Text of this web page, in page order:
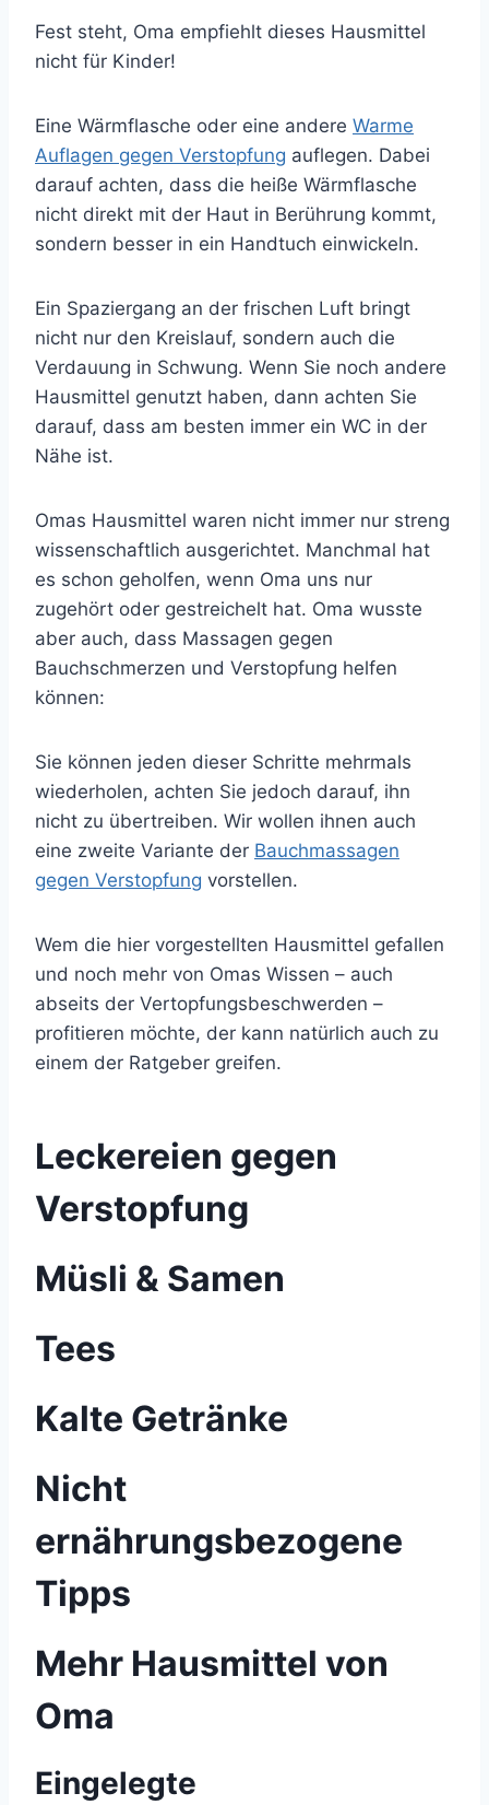
Fest steht, Oma empfiehlt dieses Hausmittel
nicht für Kinder!
Eine Wärmflasche oder eine andere Warme
Auflagen gegen Verstopfung auflegen. Dabei
darauf achten, dass die heiße Wärmflasche
nicht direkt mit der Haut in Berührung kommt,
sondern besser in ein Handtuch einwickeln.
Ein Spaziergang an der frischen Luft bringt
nicht nur den Kreislauf, sondern auch die
Verdauung in Schwung. Wenn Sie noch andere
Hausmittel genutzt haben, dann achten Sie
darauf, dass am besten immer ein WC in der
Nähe ist.
Omas Hausmittel waren nicht immer nur streng
wissenschaftlich ausgerichtet. Manchmal hat
es schon geholfen, wenn Oma uns nur
zugehört oder gestreichelt hat. Oma wusste
aber auch, dass Massagen gegen
Bauchschmerzen und Verstopfung helfen
können:
Sie können jeden dieser Schritte mehrmals
wiederholen, achten Sie jedoch darauf, ihn
nicht zu übertreiben. Wir wollen ihnen auch
eine zweite Variante der Bauchmassagen
gegen Verstopfung vorstellen.
Wem die hier vorgestellten Hausmittel gefallen
und noch mehr von Omas Wissen – auch
abseits der Vertopfungsbeschwerden –
profitieren möchte, der kann natürlich auch zu
einem der Ratgeber greifen.
Leckereien gegen
Verstopfung
Müsli & Samen
Tees
Kalte Getränke
Nicht
ernährungsbezogene
Tipps
Mehr Hausmittel von
Oma
Eingelegte